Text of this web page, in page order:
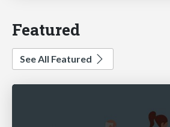
Featured
See All Featured